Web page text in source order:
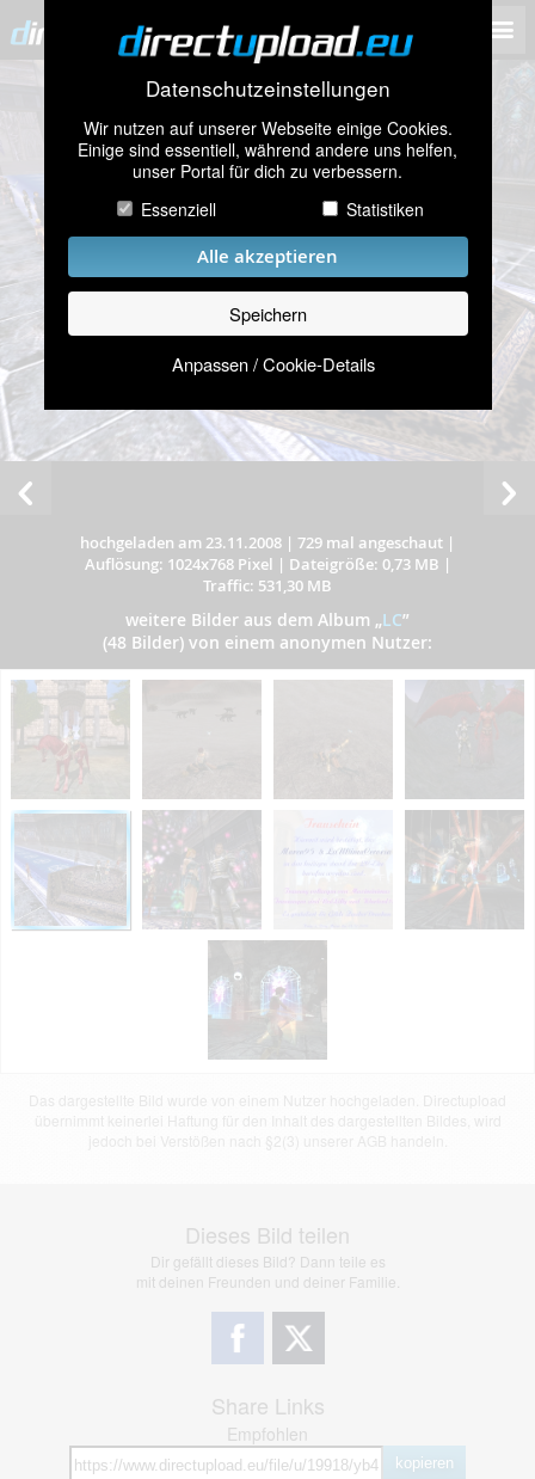
Datenschutzeinstellungen
Wir nutzen auf unserer Webseite einige Cookies.
Einige sind essentiell, während andere uns helfen,
unser Portal für dich zu verbessern.
Essenziell
Statistiken
Alle akzeptieren
Speichern
Anpassen / Cookie-Details
hochgeladen am 23.11.2008 | 729 mal angeschaut |
Auflösung: 1024x768 Pixel | Dateigröße: 0,73 MB |
Traffic: 531,30 MB
weitere Bilder aus dem Album „LC”
(48 Bilder) von einem anonymen Nutzer:
Dieses Bild teilen
Dir gefällt dieses Bild? Dann teile es
mit deinen Freunden und deiner Familie.
Share Links
Empfohlen
kopieren